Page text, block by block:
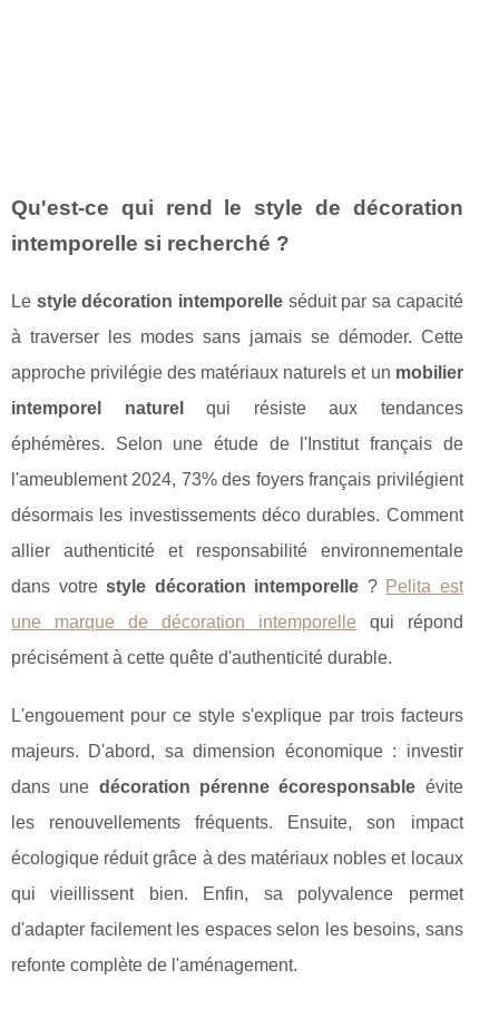
Qu'est-ce qui rend le style de décoration
intemporelle si recherché ?
Le style décoration intemporelleséduit par sa capacité
à traverser les modes sans jamais se démoder. Cette
approche privilégie des matériaux naturels et un mobilier
intemporel naturel
qui résiste aux tendances
éphémères. Selon une étude de l'Institut français de
l'ameublement 2024, 73% des foyers français privilégient
désormais les investissements déco durables. Comment
allier authenticité et responsabilité environnementale
dans votrestyle décoration intemporelle ? Pelita est
une marque de décoration intemporelle qui répond
précisément à cette quête d'authenticité durable.
L'engouement pour ce style s'explique par trois facteurs
majeurs. D'abord, sadimension économique : investir
dans une décoration pérenne écoresponsable évite
les renouvellements fréquents. Ensuite, son impact
écologique réduit grâce à des matériaux nobles et locaux
qui vieillissent bien. Enfin, sa polyvalence permet
d'adapter facilement les espaces selon les besoins, sans
refonte complète de l'aménagement.